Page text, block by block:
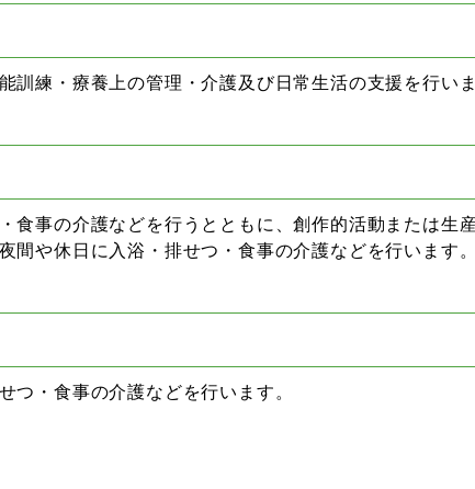
練・療養上の管理・介護及び日常生活の支援を行いま
食事の介護などを行うとともに、創作的活動または生
や休日に入浴・排せつ・食事の介護などを行います。
・食事の介護などを行います。